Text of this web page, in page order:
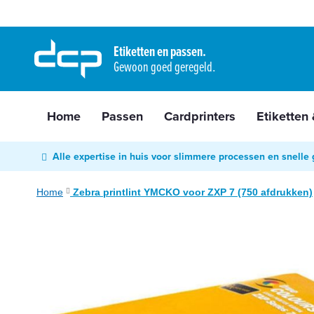
naar
de
inhoud
Etiketten en passen.
Gewoon goed geregeld.
Passen
Cardprinters
&
Readers
&
Home Passen Cardprinters Etiketten
Alle expertise in huis voor slimmere processen en snelle
Home Zebra printlint YMCKO voor ZXP 7 (750 afdrukken)
afbeeldingen-